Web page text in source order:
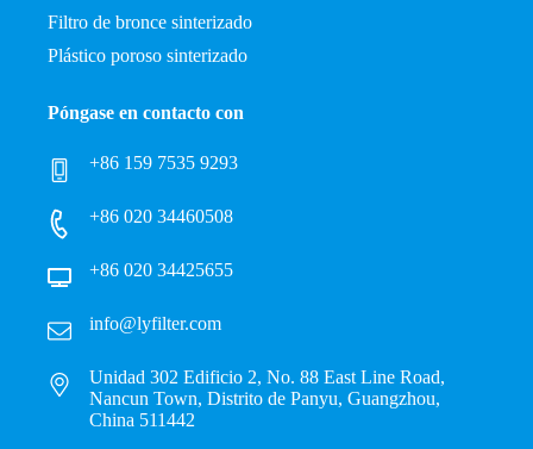
Filtro de bronce sinterizado
Plástico poroso sinterizado
Póngase en contacto con
+86 159 7535 9293
+86 020 34460508
+86 020 34425655
info@lyfilter.com
Unidad 302 Edificio 2, No. 88 East Line Road,
Nancun Town, Distrito de Panyu, Guangzhou,
China 511442